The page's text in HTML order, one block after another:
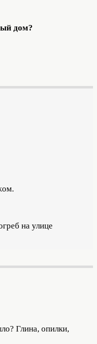
дом?
на улице
Глина, опилки,